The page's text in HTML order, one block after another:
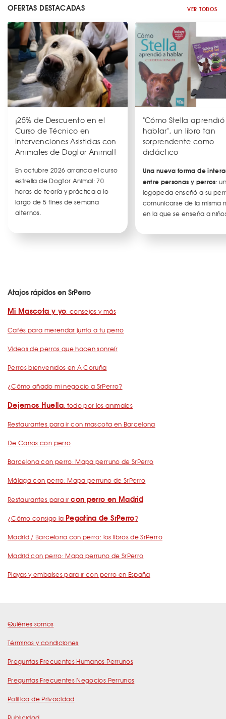
OFERTAS DESTACADAS VER TODOS
¡25% de Descuento en el
Curso de Técnico en
Intervenciones Asistidas con
Animales de Dogtor Animal!
En octubre 2026 arranca el curso
estrella de Dogtor Animal: 70
horas de teoría y práctica a lo
largo de 5 fines de semana
alternos.
"Cómo Stella
hablar", un libro tan
sorprendente como
didáctico
Una nueva forma de
entre personas y perros:
logopeda enseñó a su
comunicarse de la misma
en la que se enseña a
Atajos rápidos en SrPerro
Mi Mascota y yo: consejos y más
Cafés para merendar junto a tu perro
Vídeos de perros que hacen sonreír
Perros bienvenidos en A Coruña
¿Cómo añado mi negocio a SrPerro?
Dejemos Huella: todo por los animales
Restaurantes para ir con mascota en Barcelona
De Cañas con perro
Barcelona con perro: Mapa perruno de SrPerro
Málaga con perro: Mapa perruno de SrPerro
Restaurantes para ircon perro en Madrid
¿Cómo consigo la Pegatina de SrPerro?
Madrid / Barcelona con perro: los libros de SrPerro
Madrid con perro: Mapa perruno de SrPerro
Playas y embalses para ir con perro en España
Quiénes somos
Términos y condiciones
Preguntas Frecuentes Humanos Perrunos
Preguntas Frecuentes Negocios Perrunos
Política de Privacidad